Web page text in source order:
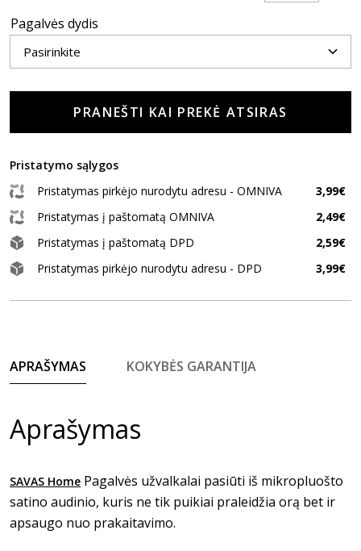
Pagalvės dydis
PRANEŠTI KAI PREKĖ ATSIRAS
Pristatymo sąlygos
Pristatymas pirkėjo nurodytu adresu - OMNIVA
3,99€
Pristatymas į paštomatą OMNIVA
2,49€
Pristatymas į paštomatą DPD
2,59€
Pristatymas pirkėjo nurodytu adresu - DPD
3,99€
APRAŠYMAS KOKYBĖS GARANTIJA
Aprašymas
SAVAS Home Pagalvės užvalkalai pasiūti iš mikropluošto
satino audinio, kuris ne tik puikiai praleidžia orą bet ir
apsaugo nuo prakaitavimo.